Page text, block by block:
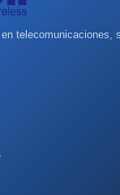
telecomunicaciones,